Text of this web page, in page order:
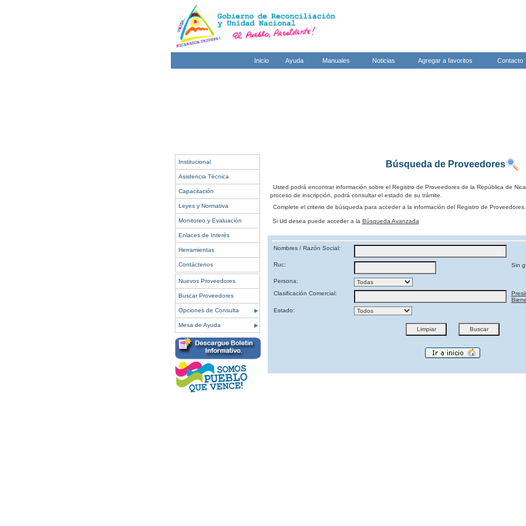
Inicio Ayuda Manuales Noticias Agregar a favoritos Contacto
Institucional
Asistencia Técnica
Capacitación
Leyes y Normativa
Monitoreo y Evaluación
Enlaces de Interés
Herramientas
Contáctenos
Nuevos Proveedores
Buscar Proveedores
Opciones de Consulta
Mesa de Ayuda
Búsqueda de Proveedores
Usted podrá encontrar información sobre el Registro de Proveedores de la República de
proceso de inscripción, podrá consultar el estado de su trámite.
Complete el criterio de búsqueda para acceder a la información del Registro de Proveedores.
Si Ud desea puede acceder a la Búsqueda Avanzada
Nombres / Razón Social:
Ruc: Sin
Persona:
Clasificación Comercial:
Estado: